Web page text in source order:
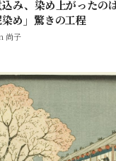
込み、染め上がったの
め」驚きの工程
尚子